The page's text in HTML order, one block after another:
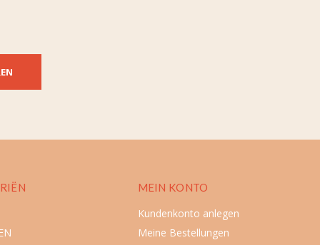
MEIN KONTO
Kundenkonto anlegen
Meine Bestellungen